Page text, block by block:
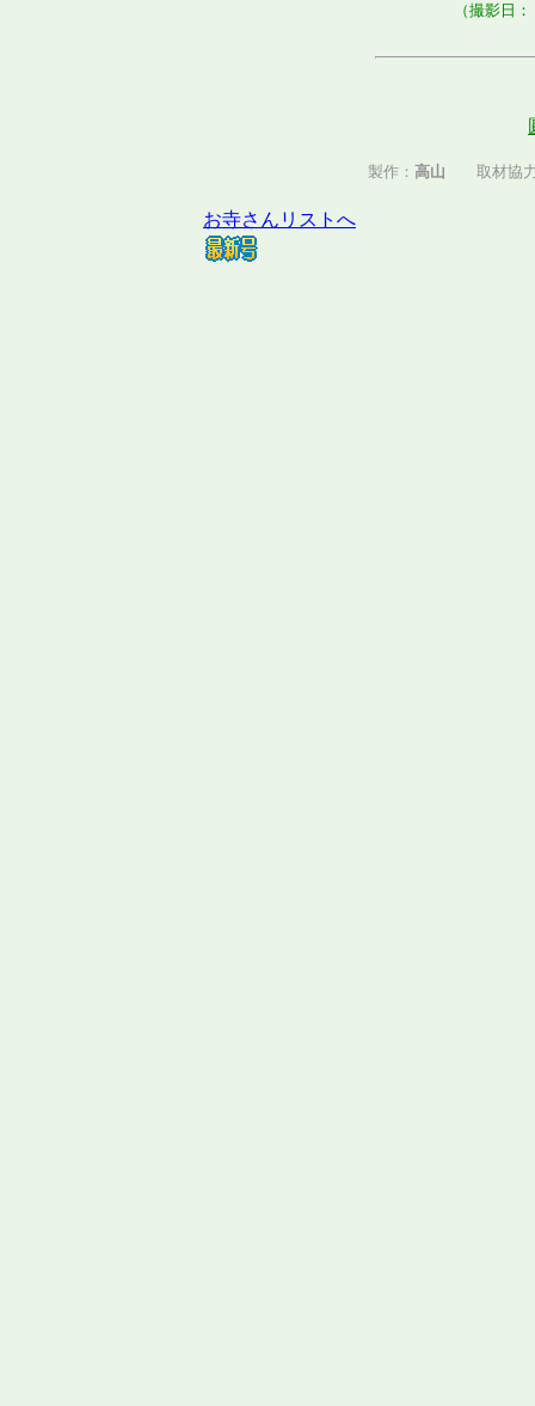
（撮影日
製作： 高山 取材協
お寺さんリストへ